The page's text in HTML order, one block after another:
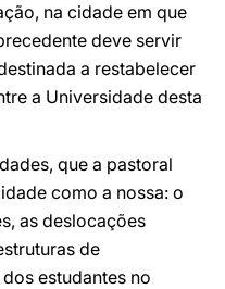
na cidade em que
deve servir
a restabelecer
a Universidade desta
que a pastoral
como a nossa: o
as deslocações
de
estudantes no